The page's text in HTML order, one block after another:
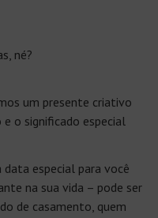
né?
um presente criativo
o significado especial
especial para você
na sua vida – pode ser
de casamento, quem